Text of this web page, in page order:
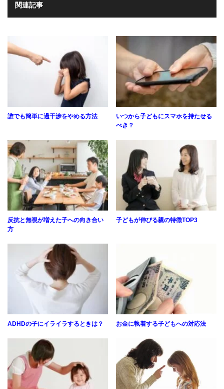
関連記事
誰でも簡単に過干渉をやめる方法
いつから子どもにスマホを持たせる
べき？
反抗と無視が増えた子への向き合い
方
子どもが伸びる親の特徴TOP3
ADHDの子にイライラするときは？ お金に執着する子どもへの対応法